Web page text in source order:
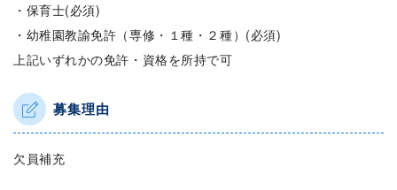
・保育士(必須)
・幼稚園教諭免許（専修・１種・２種）(必須)
上記いずれかの免許・資格を所持で可
募集理由
欠員補充